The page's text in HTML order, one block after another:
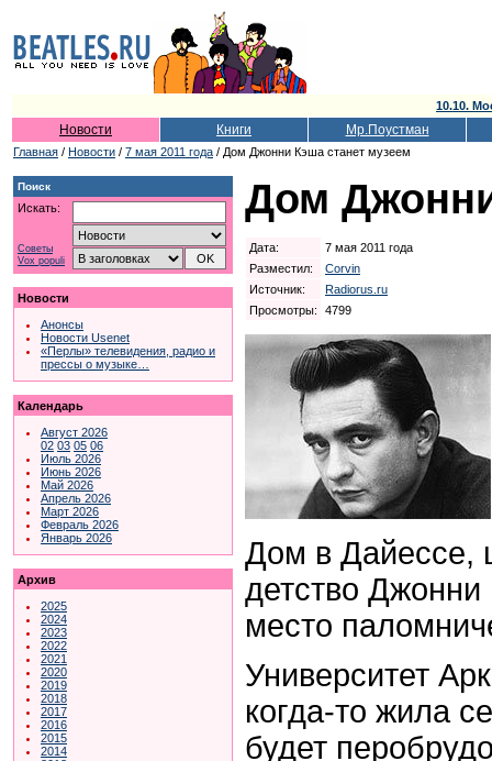
10.10.
Новости Книги Мр.Поустман
Главная / Новости / 7 мая 2011 года / Дом Джонни Кэша станет музеем
Поиск
Искать:
Советы
Vox populi
Новости
Анонсы
Новости Usenet
«Перлы» телевидения, радио и
прессы о музыке…
Календарь
Август 2026
02 03 05 06
Июль 2026
Июнь 2026
Май 2026
Апрель 2026
Март 2026
Февраль 2026
Январь 2026
Архив
2025
2024
2023
2022
2021
2020
2019
2018
2017
2016
2015
2014
Дом
Дата:
7 мая 2011 года
Разместил:
Corvin
Источник:
Radiorus.ru
Просмотры:
4799
Дом в Дайессе,
детство
место
Университет
когда-то жила
будет